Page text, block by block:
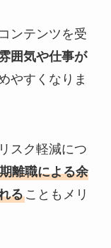
ンテンツを受
囲気や仕事が
やすくなりま
スク軽減につ
離職による余
ることもメリ